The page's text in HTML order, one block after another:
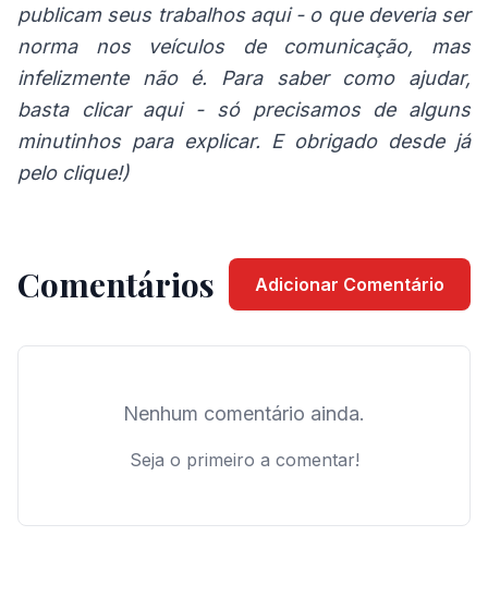
publicam seus trabalhos aqui - o que deveria ser
norma nos veículos de comunicação, mas
infelizmente não é. Para saber como ajudar,
basta
clicar aqui- só precisamos de alguns
minutinhos para explicar. E obrigado desde já
pelo clique!)
Comentários Adicionar Comentário
Nenhum comentário ainda.
Seja o primeiro a comentar!